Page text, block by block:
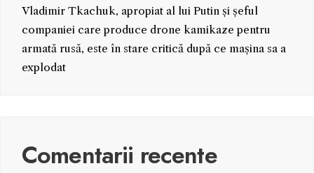
Vladimir Tkachuk, apropiat al lui Putin și șeful
companiei care produce drone kamikaze pentru
armată rusă, este în stare critică după ce mașina sa a
explodat
Comentarii recente